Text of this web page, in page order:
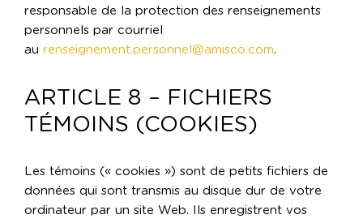
responsable de la protection des renseignements
personnels par courriel
au renseignement.personnel@amisco.com.
ARTICLE 8 – FICHIERS
TÉMOINS (COOKIES)
Les témoins (« cookies ») sont de petits fichiers de
données qui sont transmis au disque dur de votre
ordinateur par un site Web. Ils enregistrent vos